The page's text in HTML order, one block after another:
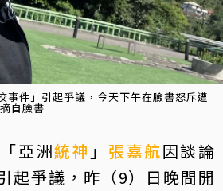
事件」引起爭議，今天下午在臉書怒斥遭
自臉書
亞洲統神 」 張嘉航因談論
起爭議，昨（9）日晚間開